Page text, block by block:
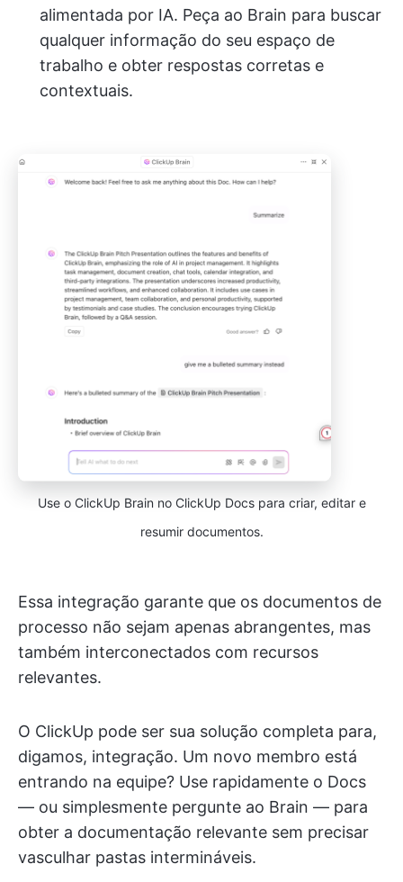
alimentada por IA. Peça ao Brain para buscar
qualquer informação do seu espaço de
trabalho e obter respostas corretas e
contextuais.
Use o ClickUp Brain no ClickUp Docs para criar, editar e
resumir documentos.
Essa integração garante que os documentos de
processo não sejam apenas abrangentes, mas
também interconectados com recursos
relevantes.
O ClickUp pode ser sua solução completa para,
digamos, integração. Um novo membro está
entrando na equipe? Use rapidamente o Docs
— ou simplesmente pergunte ao Brain — para
obter a documentação relevante sem precisar
vasculhar pastas intermináveis.